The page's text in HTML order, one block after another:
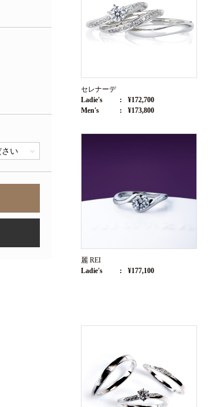
セレナーデ
Ladie's
¥172,700
Men's
¥173,800
麗 REI
Ladie's
¥177,100